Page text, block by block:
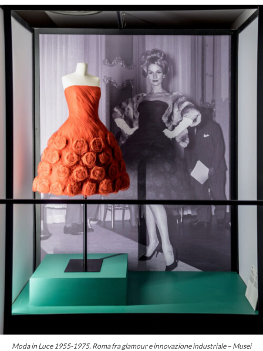
Moda in Luce 1955-1975. Roma fra glamour e innovazione industriale – Musei